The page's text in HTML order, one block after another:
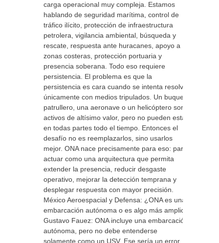
carga operacional muy compleja. Estamos
hablando de seguridad marítima, control de
tráfico ilícito, protección de infraestructura
petrolera, vigilancia ambiental, búsqueda y
rescate, respuesta ante huracanes, apoyo a
zonas costeras, protección portuaria y
presencia soberana. Todo eso requiere
persistencia. El problema es que la
persistencia es cara cuando se intenta resolver
únicamente con medios tripulados. Un buque
patrullero, una aeronave o un helicóptero son
activos de altísimo valor, pero no pueden estar
en todas partes todo el tiempo. Entonces el
desafío no es reemplazarlos, sino usarlos
mejor. ONA nace precisamente para eso: para
actuar como una arquitectura que permita
extender la presencia, reducir desgaste
operativo, mejorar la detección temprana y
desplegar respuesta con mayor precisión.
México Aeroespacial y Defensa: ¿ONA es una
embarcación autónoma o es algo más amplio?
Gustavo Fauez: ONA incluye una embarcación
autónoma, pero no debe entenderse
solamente como un USV. Ese sería un error